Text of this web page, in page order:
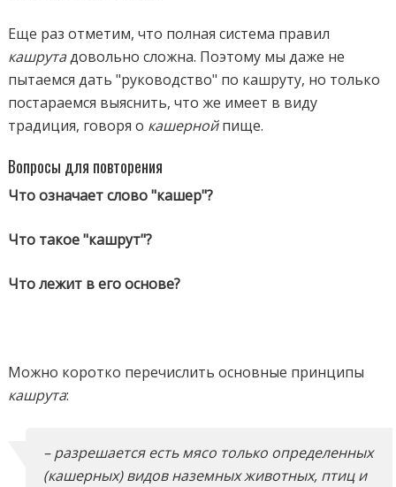
Еще раз отметим, что полная система правил
кашрутадовольно сложна. Поэтому мы даже не
пытаемся дать "руководство" по кашруту, но только
постараемся выяснить, что же имеет в виду
традиция, говоря о кашернойпище.
Вопросы для повторения
Что означает слово "кашер"?
Что такое "кашрут"?
Что лежит в его основе?
Можно коротко перечислить основные принципы
кашрута:
– разрешается есть мясо только определенных
(кашерных) видов наземных животных, птиц и